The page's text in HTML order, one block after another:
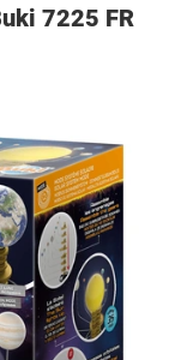
7225 FR